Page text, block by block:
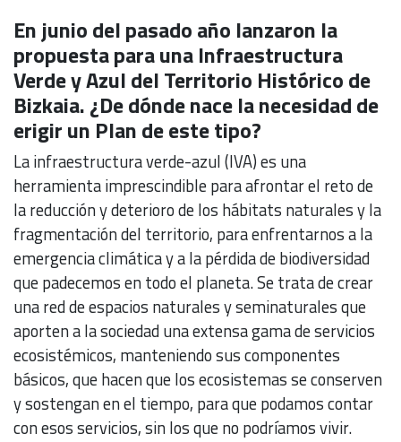
En junio del pasado año lanzaron la
propuesta para una Infraestructura
Verde y Azul del Territorio Histórico de
Bizkaia. ¿De dónde nace la necesidad de
erigir un Plan de este tipo?
La infraestructura verde-azul (IVA) es una
herramienta imprescindible para afrontar el reto de
la reducción y deterioro de los hábitats naturales y la
fragmentación del territorio, para enfrentarnos a la
emergencia climática y a la pérdida de biodiversidad
que padecemos en todo el planeta. Se trata de crear
una red de espacios naturales y seminaturales que
aporten a la sociedad una extensa gama de servicios
ecosistémicos, manteniendo sus componentes
básicos, que hacen que los ecosistemas se conserven
y sostengan en el tiempo, para que podamos contar
con esos servicios, sin los que no podríamos vivir.